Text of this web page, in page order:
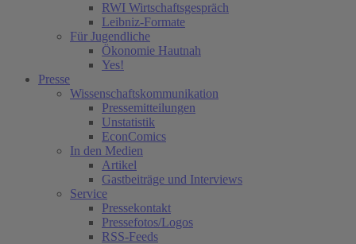
RWI Wirtschaftsgespräch
Leibniz-Formate
Für Jugendliche
Ökonomie Hautnah
Yes!
Presse
Wissenschaftskommunikation
Pressemitteilungen
Unstatistik
EconComics
In den Medien
Artikel
Gastbeiträge und Interviews
Service
Pressekontakt
Pressefotos/Logos
RSS-Feeds